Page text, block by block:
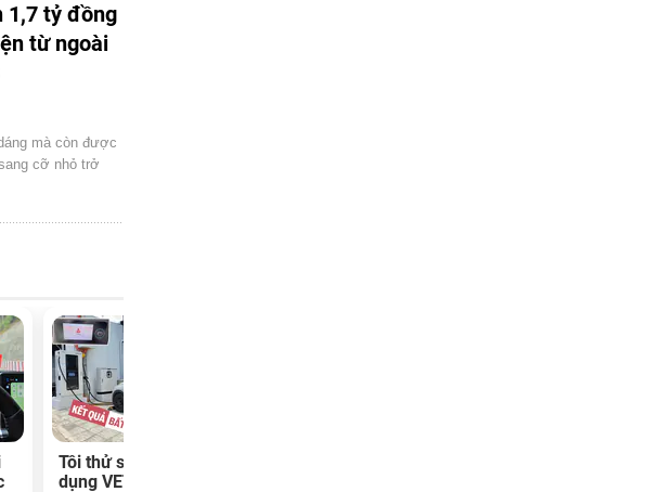
1,7 tỷ đồng
từ ngoài
mà còn được
cỡ nhỏ trở
Tôi thử sạc xe qua ứng
dụng VETC: Tưởng rất